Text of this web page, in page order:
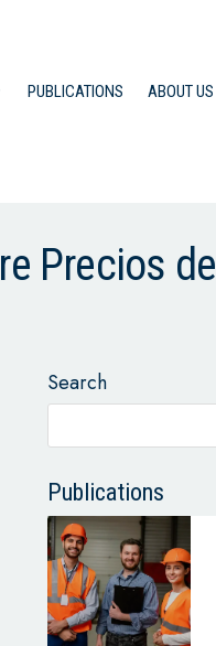
PUBLICATIONS ABOUT US
Precios de
Search
Publications